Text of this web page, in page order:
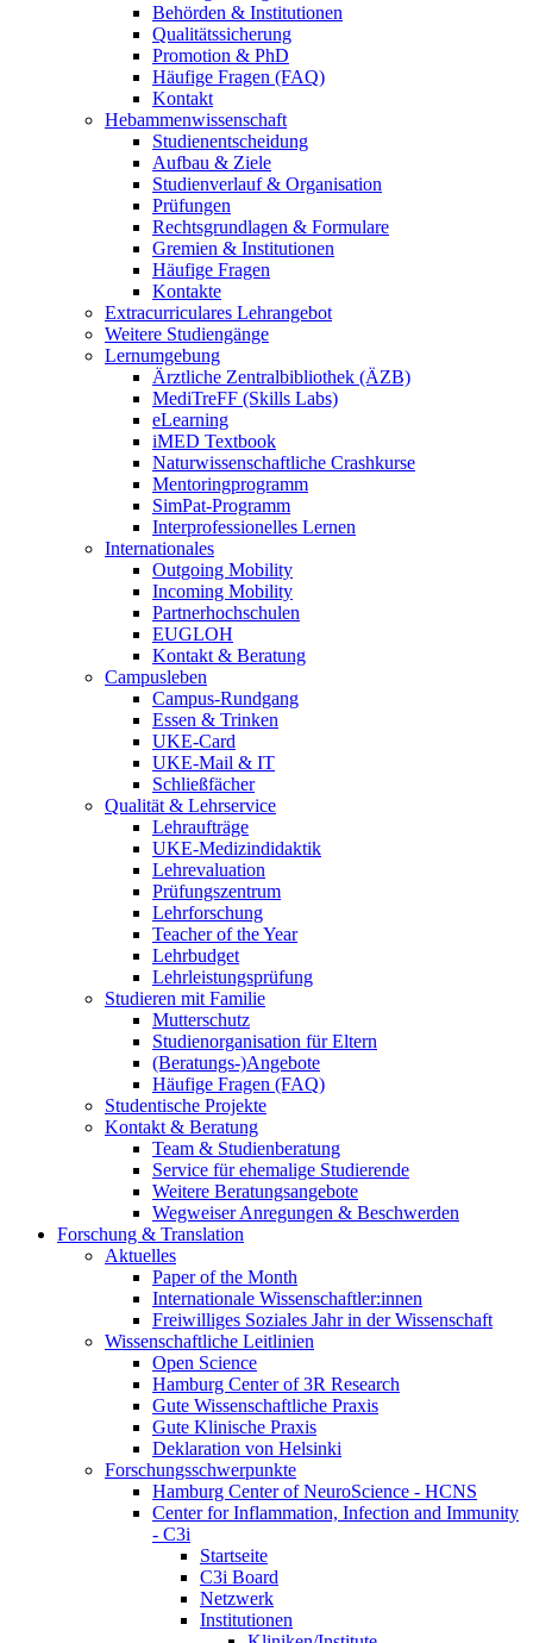
Behörden & Institutionen
Qualitätssicherung
Promotion & PhD
Häufige Fragen (FAQ)
Kontakt
Hebammenwissenschaft
Studienentscheidung
Aufbau & Ziele
Studienverlauf & Organisation
Prüfungen
Rechtsgrundlagen & Formulare
Gremien & Institutionen
Häufige Fragen
Kontakte
Extracurriculares Lehrangebot
Weitere Studiengänge
Lernumgebung
Ärztliche Zentralbibliothek (ÄZB)
MediTreFF (Skills Labs)
eLearning
iMED Textbook
Naturwissenschaftliche Crashkurse
Mentoringprogramm
SimPat-Programm
Interprofessionelles Lernen
Internationales
Outgoing Mobility
Incoming Mobility
Partnerhochschulen
EUGLOH
Kontakt & Beratung
Campusleben
Campus-Rundgang
Essen & Trinken
UKE-Card
UKE-Mail & IT
Schließfächer
Qualität & Lehrservice
Lehraufträge
UKE-Medizindidaktik
Lehrevaluation
Prüfungszentrum
Lehrforschung
Teacher of the Year
Lehrbudget
Lehrleistungsprüfung
Studieren mit Familie
Mutterschutz
Studienorganisation für Eltern
(Beratungs-)Angebote
Häufige Fragen (FAQ)
Studentische Projekte
Kontakt & Beratung
Team & Studienberatung
Service für ehemalige Studierende
Weitere Beratungsangebote
Wegweiser Anregungen & Beschwerden
Forschung & Translation
Aktuelles
Paper of the Month
Internationale Wissenschaftler:innen
Freiwilliges Soziales Jahr in der Wissenschaft
Wissenschaftliche Leitlinien
Open Science
Hamburg Center of 3R Research
Gute Wissenschaftliche Praxis
Gute Klinische Praxis
Deklaration von Helsinki
Forschungsschwerpunkte
Hamburg Center of NeuroScience - HCNS
Center for Inflammation, Infection and Immunity
- C3i
Startseite
C3i Board
Netzwerk
Institutionen